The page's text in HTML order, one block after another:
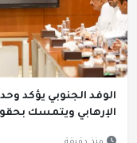
الوفد الجنوبي يؤكد
الإرهابي ويتمسك